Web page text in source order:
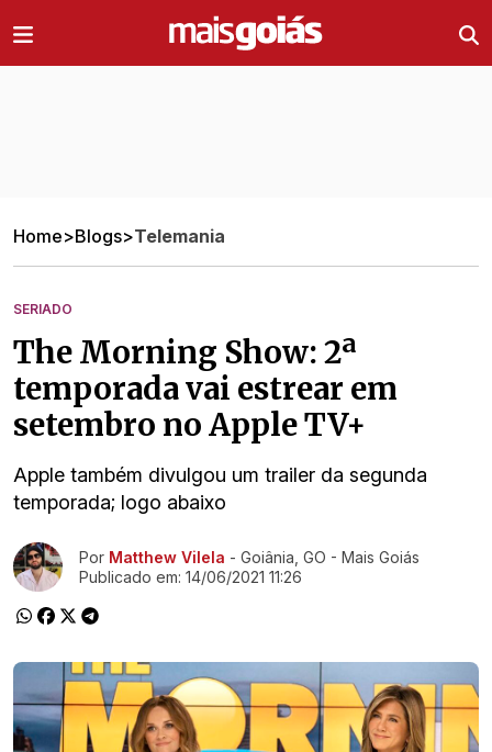
Home>Blogs>Telemania
SERIADO
The Morning Show: 2ª
temporada vai estrear em
setembro no Apple TV+
Apple também divulgou um trailer da segunda
temporada; logo abaixo
Ir direto pra matéria
Por Matthew Vilela - Goiânia, GO - Mais Goiás
Publicado em: 14/06/2021 11:26